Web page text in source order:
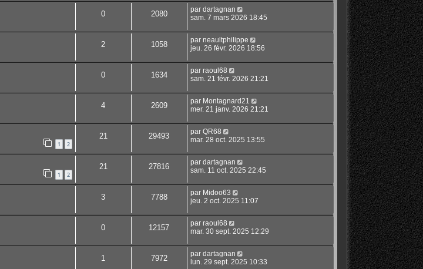
0 2080 par dartagnan
sam. 7 mars 2026 18:45
2 1058 par neaultphilippe
jeu. 26 févr. 2026 18:56
0 1634 par raoul68
sam. 21 févr. 2026 21:21
4 2609 par Montagnard21
mer. 21 janv. 2026 21:21
1 2
21 29493 par QR68
mar. 28 oct. 2025 13:55
1 2
21 27816 par dartagnan
sam. 11 oct. 2025 22:45
3 7788 par Midoo63
jeu. 2 oct. 2025 11:07
0 12157 par raoul68
mar. 30 sept. 2025 12:29
1 7972 par dartagnan
lun. 29 sept. 2025 10:33